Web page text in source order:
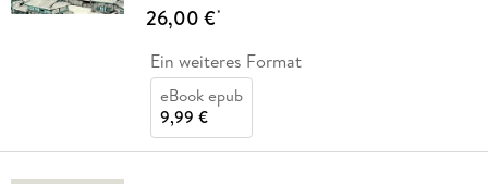
26,00 €*
Ein weiteres Format
eBook epub
9,99 €